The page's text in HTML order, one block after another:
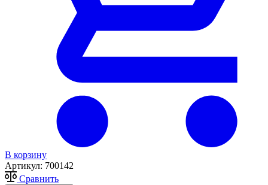
В корзину
Артикул: 700142
Сравнить